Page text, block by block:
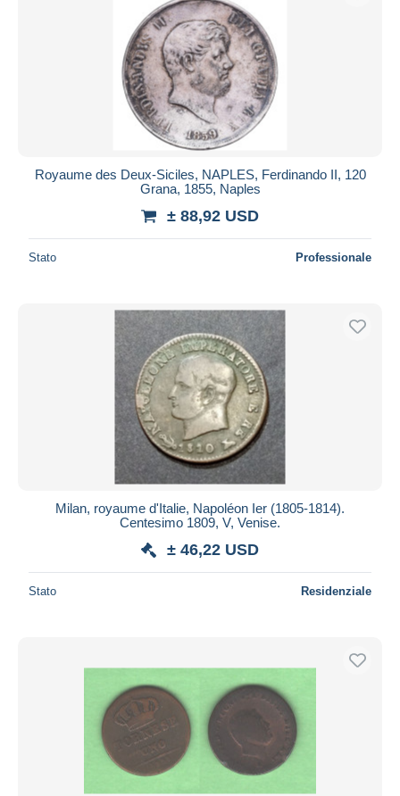
Royaume des Deux-Siciles, NAPLES, Ferdinando II, 120
Grana, 1855, Naples
± 88,92 USD
Stato Professionale
Milan, royaume d'Italie, Napoléon Ier (1805-1814).
Centesimo 1809, V, Venise.
± 46,22 USD
Stato Residenziale